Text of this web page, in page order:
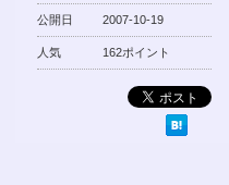
公開日 2007-10-19
人気 162ポイント